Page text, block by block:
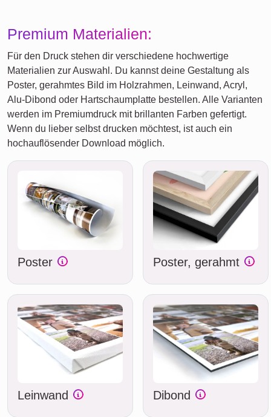
Premium Materialien:
Für den Druck stehen dir verschiedene hochwertige
Materialien zur Auswahl. Du kannst deine Gestaltung als
Poster, gerahmtes Bild im Holzrahmen, Leinwand, Acryl,
Alu-Dibond oder Hartschaumplatte bestellen. Alle Varianten
werden im Premiumdruck mit brillanten Farben gefertigt.
Wenn du lieber selbst drucken möchtest, ist auch ein
hochauflösender Download möglich.
Poster Poster, gerahmt
Leinwand Dibond